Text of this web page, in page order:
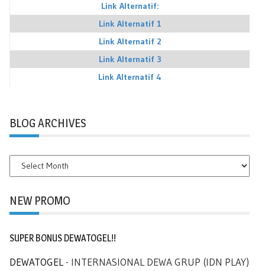
Link Alternatif:
Link Alternatif 1
Link Alternatif 2
Link Alternatif 3
Link Alternatif 4
BLOG ARCHIVES
BLOG
ARCHIVES
NEW PROMO
SUPER BONUS DEWATOGEL!!
DEWATOGEL - INTERNASIONAL DEWA GRUP (IDN PLAY)